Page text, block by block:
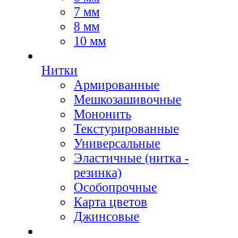
7 мм
8 мм
10 мм
Нитки
Армированные
Мешкозашивочные
Мононить
Текстурированные
Универсальные
Эластичные (нитка -
резинка)
Особопрочные
Карта цветов
Джинсовые